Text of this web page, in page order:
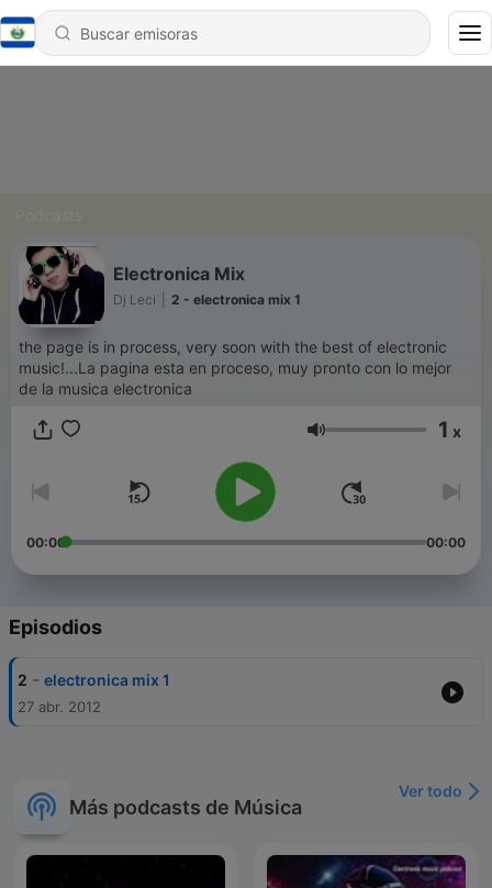
Electronica Mix
Dj Leci 2 - electronica mix 1
the page is in process, very soon with the best of electronic
music!...La pagina esta en proceso, muy pronto con lo mejor
de la musica electronica
Volumen 1 x
00:00 00:00
Episodios
2 - electronica mix 1
27 abr. 2012
Más podcasts de Música
Ver todo